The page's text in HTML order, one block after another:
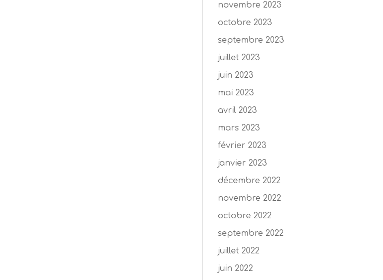
novembre 2023
octobre 2023
septembre 2023
juillet 2023
juin 2023
mai 2023
avril 2023
mars 2023
février 2023
janvier 2023
décembre 2022
novembre 2022
octobre 2022
septembre 2022
juillet 2022
juin 2022